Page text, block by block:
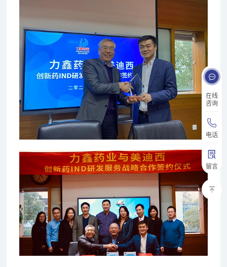
在线
咨询
电话
留言